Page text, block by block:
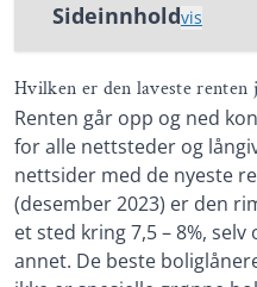
Låne opptil 400 000 kr til
Samle lån og kreditter
Stor og trygg bank
Vilkår
Minimum alder: 23 år
Fast inntekt på 200 000
Ikke inkasso eller
Sideinnholdvis
forbrukslån?
Flere forbrukslån har
Hvordan finner jeg
renten?
Hvordan settes renten
For å få lavest rente
Hvilken er den laveste renten
Renten går opp og ned
for alle nettsteder og
nettsider med de nyeste
(desember 2023) er den
et sted kring 7,5 – 8%,
annet. De beste